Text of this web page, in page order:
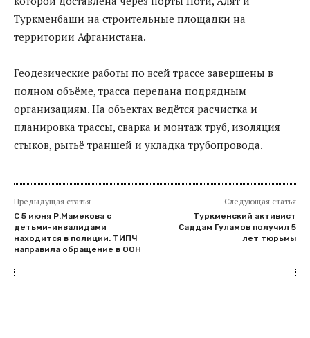
Туркменбаши на строительные площадки на
территории Афганистана.
Геодезические работы по всей трассе завершены в
полном объёме, трасса передана подрядным
организациям. На объектах ведётся расчистка и
планировка трассы, сварка и монтаж труб, изоляция
стыков, рытьё траншей и укладка трубопровода.
Предыдущая статья
С 5 июня Р.Мамекова с
детьми-инвалидами
находится в полиции. ТИПЧ
направила обращение в ООН
Следующая статья
Туркменский активист
Саддам Гуламов получил 5
лет тюрьмы